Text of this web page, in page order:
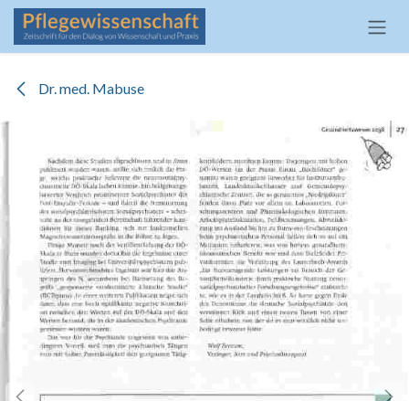
Zum Inhalt springen
Dr. med. Mabuse